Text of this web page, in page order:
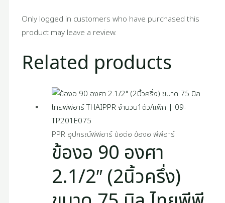
Only logged in customers who have purchased this
product may leave a review.
Related products
PPR อุปกรณ์พีพีอาร์ ข้อต่อ ข้องอ พีพีอาร์
ข้องอ 90 องศา
2.1/2″ (2นิ้วครึ่ง)